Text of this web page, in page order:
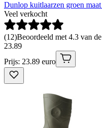
Dunlop kuitlaarzen groen
Veel verkocht
(12)Beoordeeld met 4.3 van
23.89
Prijs: 23.89 euro